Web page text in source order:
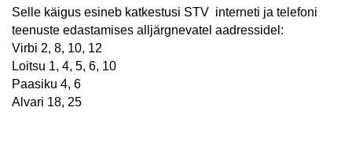
Selle käigus esineb katkestusi STV interneti ja telefoni
teenuste edastamises alljärgnevatel aadressidel :
Virbi 2, 8, 10, 12
Loitsu 1, 4, 5, 6, 10
Paasiku 4, 6
Alvari 18, 25